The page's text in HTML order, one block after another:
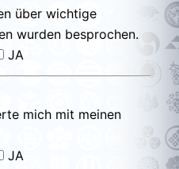
über wichtige
wurden besprochen.
JA
mich mit meinen
JA